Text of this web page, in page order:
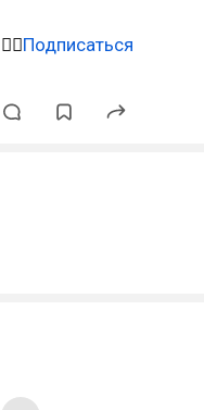
👉🏽Подписаться